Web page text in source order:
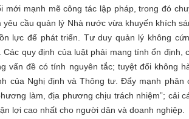
mới mạnh mẽ công tác lập pháp, trong đó
cầu quản lý Nhà nước vừa khuyến khích
lực để phát triển. Tư duy quản lý không
Các quy định của luật phải mang tính ổn định,
vấn đề có tính nguyên tắc; tuyệt đối không
của Nghị định và Thông tư. Đẩy mạnh phân
làm, địa phương chịu trách nhiệm”; cải
lợi cao nhất cho người dân và doanh nghiệp.